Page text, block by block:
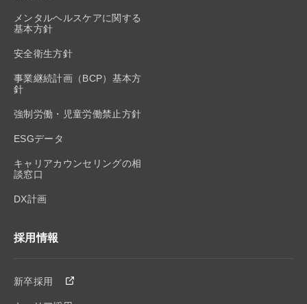
メンタルヘルスケアに関する
基本方針
安全衛生方針
事業継続計画（BCP）基本方
針
強制労働・児童労働禁止方針
ESGデータ
キャリアカウンセリングの相
談窓口
DX計画
採用情報
新卒採用